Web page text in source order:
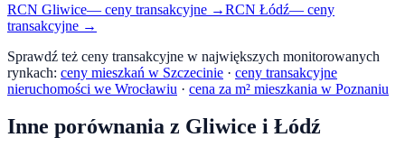
RCN Gliwice— ceny transakcyjne →RCN Łódź— ceny
transakcyjne →
Sprawdź też ceny transakcyjne w największych monitorowanych
rynkach: ceny mieszkań w Szczecinie · ceny transakcyjne
nieruchomości we Wrocławiu · cena za m² mieszkania w Poznaniu
Inne porównania z Gliwice i Łódź